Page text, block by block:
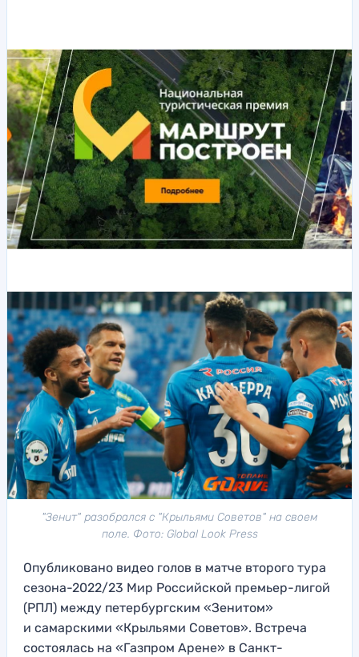
"Зенит" разобрался с "Крыльями Советов" на своем
поле. Фото: Global Look Press
Опубликовано видео голов в матче второго тура
сезона-2022/23 Мир Российской премьер-лигой
(РПЛ) между петербургским «Зенитом»
и самарскими «Крыльями Советов». Встреча
состоялась на «Газпром Арене» в Санкт-